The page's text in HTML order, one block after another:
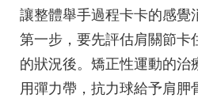
讓整體舉手過程卡卡的感覺
第一步，要先評估肩關節卡
的狀況後。矯正性運動的治
用彈力帶，抗力球給予肩胛